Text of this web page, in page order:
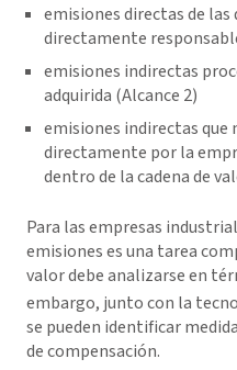
emisiones directas de las
directamente
emisiones indirectas
adquirida (Alcance 2)
emisiones indirectas que
directamente por la
dentro de la cadena de
Para las empresas
emisiones es una tarea
valor debe analizarse en
embargo, junto con la
se pueden identificar
de compensación.